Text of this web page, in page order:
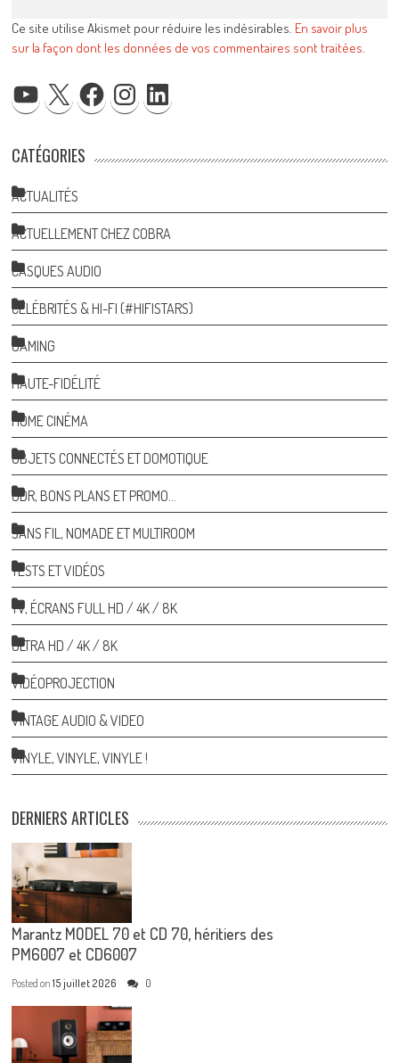
Ce site utilise Akismet pour réduire les indésirables. En savoir plus
sur la façon dont les données de vos commentaires sont traitées.
YOUTUBE FACEBOOKINSTAGRAM
CATÉGORIES
ACTUALITÉS
ACTUELLEMENT CHEZ COBRA
CASQUES AUDIO
CÉLÉBRITÉS & HI-FI (#HIFISTARS)
GAMING
HAUTE-FIDÉLITÉ
HOME CINÉMA
OBJETS CONNECTÉS ET DOMOTIQUE
ODR, BONS PLANS ET PROMO…
SANS FIL, NOMADE ET MULTIROOM
TESTS ET VIDÉOS
TV, ÉCRANS FULL HD / 4K / 8K
ULTRA HD / 4K / 8K
VIDÉOPROJECTION
VINTAGE AUDIO & VIDEO
VINYLE, VINYLE, VINYLE !
DERNIERS ARTICLES
Marantz MODEL 70 et CD 70, héritiers des
PM6007 et CD6007
Posted on15 juillet 2026 0